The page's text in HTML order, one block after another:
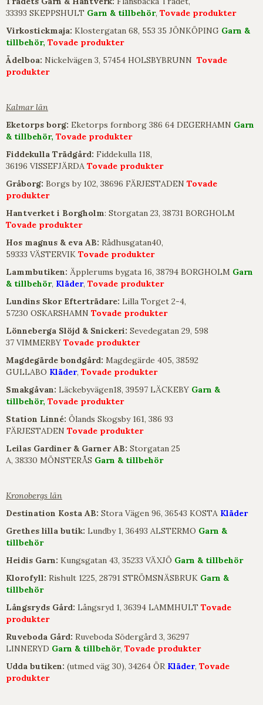
33393 SKEPPSHULT Garn & tillbehör, Tovade produkter
Virkostickmaja: Klostergatan 68, 553 35 JÖNKÖPING Garn &
tillbehör, Tovade produkter
Ädelboa: Nickelvägen 3, 57454 HOLSBYBRUNN Tovade
produkter
Kalmar län
Eketorps borg: Eketorps fornborg 386 64 DEGERHAMN Garn
& tillbehör, Tovade produkter
Fiddekulla Trädgård: Fiddekulla 118,
36196 VISSEFJÄRDA Tovade produkter
Gråborg: Borgs by 102, 38696 FÄRJESTADEN Tovade
produkter
Hantverket i Borgholm: Storgatan 23, 38731 BORGHOLM
Tovade produkter
Hos magnus & eva AB: Rådhusgatan40,
59333 VÄSTERVIK Tovade produkter
Lammbutiken: Äpplerums bygata 16, 38794 BORGHOLM Garn
& tillbehör, Kläder, Tovade produkter
Lundins Skor Efterträdare: Lilla Torget 2-4,
57230 OSKARSHAMN Tovade produkter
Lönneberga Slöjd & Snickeri: Sevedegatan 29, 598
37 VIMMERBY Tovade produkter
Magdegärde bondgård: Magdegärde 405, 38592
GULLABO Kläder, Tovade produkter
Smakgåvan: Läckebyvägen18, 39597 LÄCKEBY Garn &
tillbehör, Tovade produkter
Station Linné: Ölands Skogsby 161, 386 93
FÄRJESTADEN Tovade produkter
Leilas Gardiner & Garner AB: Storgatan 25
A, 38330 MÖNSTERÅS Garn & tillbehör
Kronobergs län
Destination Kosta AB: Stora Vägen 96, 36543 KOSTA Kläder
Grethes lilla butik: Lundby 1, 36493 ALSTERMO Garn &
tillbehör
Heidis Garn: Kungsgatan 43, 35233 VÄXJÖ Garn & tillbehör
Klorofyll: Rishult 1225, 28791 STRÖMSNÄSBRUK Garn &
tillbehör
Långsryds Gård: Långsryd 1, 36394 LAMMHULT Tovade
produkter
Ruveboda Gård: Ruveboda Södergård 3, 36297
LINNERYD Garn & tillbehör, Tovade produkter
Udda butiken: (utmed väg 30), 34264 ÖR Kläder, Tovade
produkter